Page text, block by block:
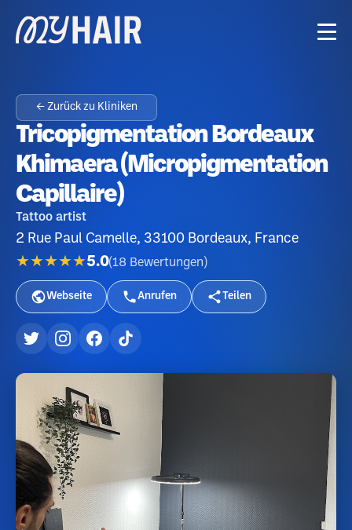
← Zurück zu Kliniken
Tricopigmentation Bordeaux
Khimaera (Micropigmentation
Capillaire)
Tattoo artist
2 Rue Paul Camelle, 33100 Bordeaux, France
★★★★★5.0(18 Bewertungen )
Webseite Anrufen Teilen